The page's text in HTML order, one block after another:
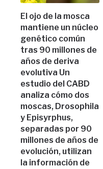
El ojo de la mosca
mantiene un núcleo
genético común
tras 90 millones de
años de deriva
evolutiva Un
estudio del CABD
analiza cómo dos
moscas, Drosophila
y Episyrphus,
separadas por 90
millones de años de
evolución, utilizan
la información de